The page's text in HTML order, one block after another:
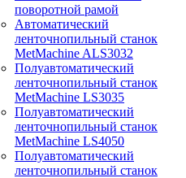
поворотной рамой
Автоматический
ленточнопильный станок
MetMachine ALS3032
Полуавтоматический
ленточнопильный станок
MetMachine LS3035
Полуавтоматический
ленточнопильный станок
MetMachine LS4050
Полуавтоматический
ленточнопильный станок